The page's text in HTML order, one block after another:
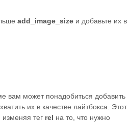
add_image_size и добавьте их в
вам может понадобиться добавить
их в качестве лайтбокса. Этот
изменяя тег rel на то, что нужно